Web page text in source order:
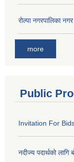
रोल्पा नगरपालिका नगर
more
Public
Invitation For
नदीज्य पदार्थको